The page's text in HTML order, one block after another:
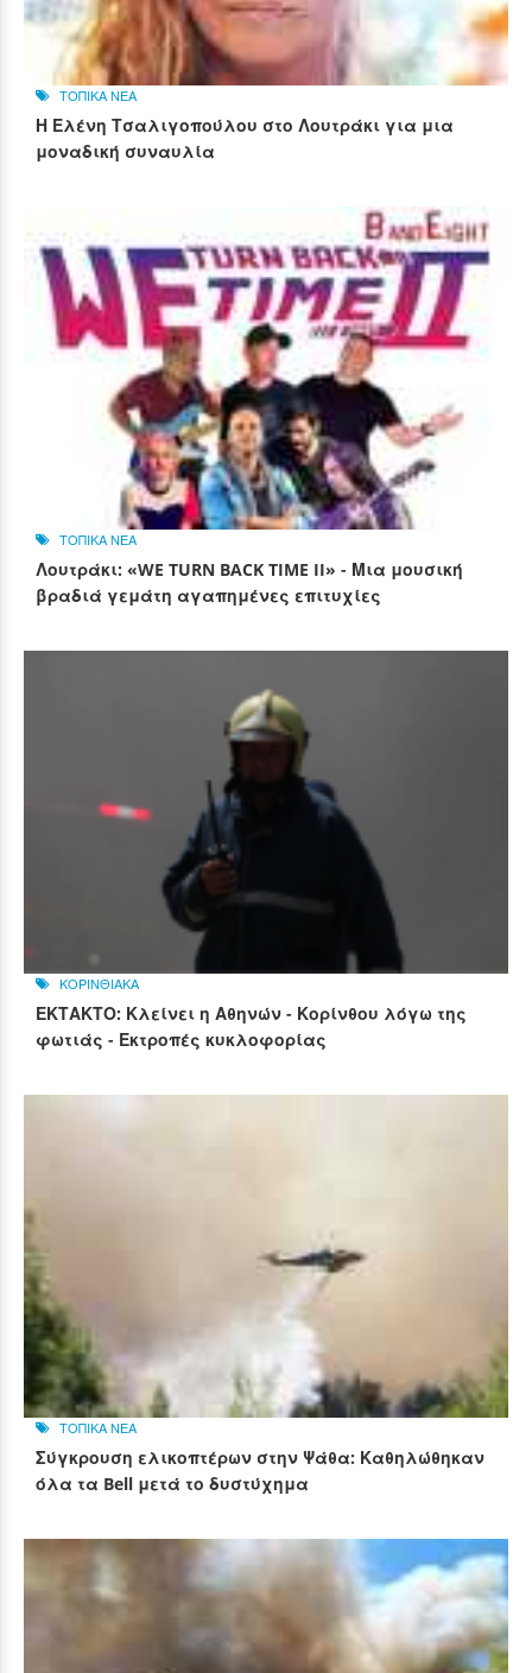
ΤΟΠΙΚΑ ΝΕΑ
Η Ελένη Τσαλιγοπούλου στο Λουτράκι για μια
μοναδική συναυλία
ΤΟΠΙΚΑ ΝΕΑ
Λουτράκι: «WE TURN BACK TIME II» - Μια μουσική
βραδιά γεμάτη αγαπημένες επιτυχίες
ΚΟΡΙΝΘΙΑΚΑ
ΕΚΤΑΚΤΟ: Κλείνει η Αθηνών - Κορίνθου λόγω της
φωτιάς - Εκτροπές κυκλοφορίας
ΤΟΠΙΚΑ ΝΕΑ
Σύγκρουση ελικοπτέρων στην Ψάθα: Καθηλώθηκαν
όλα τα Bell μετά το δυστύχημα